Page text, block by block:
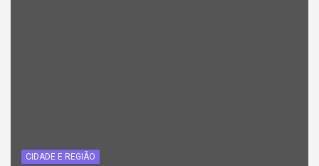
CIDADE E REGIÃO